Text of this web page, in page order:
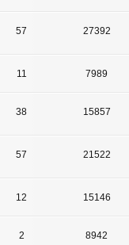
57 27392
11 7989
38 15857
57 21522
12 15146
2 8942